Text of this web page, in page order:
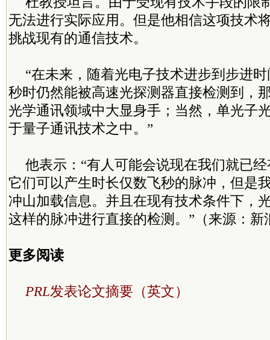
无法进行实际应用。但是他相信这项技术
挑战现有的通信技术。
“在未来，随着光电子技术进步到步进
秒时仍然能被高速光探测器直接检测到，
光学通讯领域中大显身手；当然，单光子
于量子通讯技术之中。”
他表示：“有人可能会说现在我们就已
它们可以产生时长仅数飞秒的脉冲，但是
冲山加载信息。并且在现有技术条件下，
这样的脉冲进行直接的检测。”（来源：新
更多阅读
PRL发表论文摘要（英文）